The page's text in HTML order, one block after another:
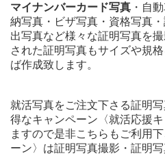
マイナンバーカード写真 ・自
納写真・ビザ写真・資格写真
出写真など様々な証明写真を
された証明写真もサイズや規
ば作成致します。
就活写真をご注文下さる証明
得なキャンペーン〈就活応援
ますので是非こちらもご利用
ーン〉は証明写真撮影・証明